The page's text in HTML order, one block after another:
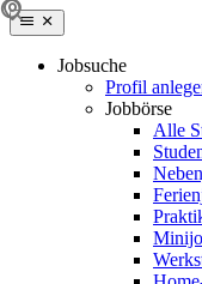
Jobsuche
Profil
Jobbörse
Alle